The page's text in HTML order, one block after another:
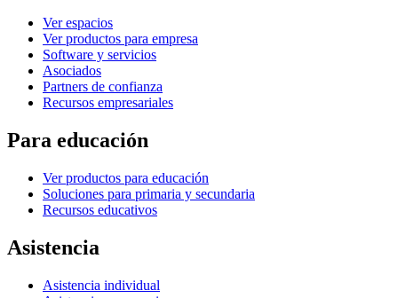
Ver espacios
Ver productos para empresa
Software y servicios
Asociados
Partners de confianza
Recursos empresariales
Para educación
Ver productos para educación
Soluciones para primaria y secundaria
Recursos educativos
Asistencia
Asistencia individual